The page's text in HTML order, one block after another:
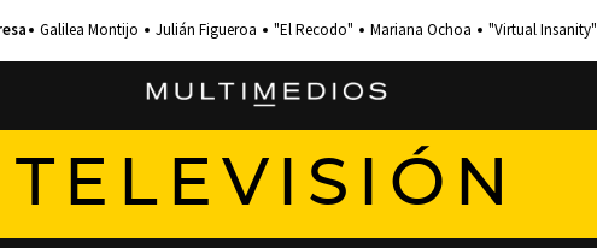
Galilea Montijo Julián Figueroa "El Recodo" Mariana Ochoa "Virtual Insanity"
TELEVISIÓN